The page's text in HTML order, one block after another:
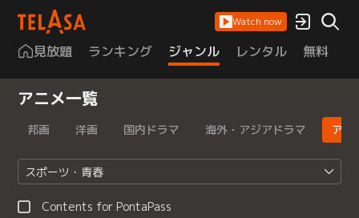
Watch now
見放題 ランキング ジャンル レンタル 無料
アニメ一覧
邦画 洋画 国内ドラマ 海外・アジアドラマ アニ
スポーツ・青春
Contents for PontaPass